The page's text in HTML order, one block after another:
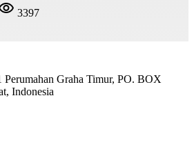
3397
Graha Timur, PO. BOX
Indonesia